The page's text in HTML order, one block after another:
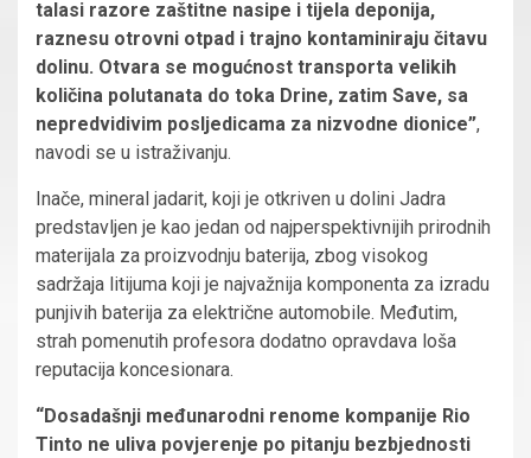
talasi razore zaštitne nasipe i tijela deponija,
raznesu otrovni otpad i trajno kontaminiraju čitavu
dolinu. Otvara se mogućnost transporta velikih
količina polutanata do toka Drine, zatim Save, sa
nepredvidivim posljedicama za nizvodne dionice”,
navodi se u istraživanju.
Inače, mineral jadarit, koji je otkriven u dolini Jadra
predstavljen je kao jedan od najperspektivnijih prirodnih
materijala za proizvodnju baterija, zbog visokog
sadržaja litijuma koji je najvažnija komponenta za izradu
punjivih baterija za električne automobile. Međutim,
strah pomenutih profesora dodatno opravdava loša
reputacija koncesionara.
“Dosadašnji međunarodni renome kompanije Rio
Tinto ne uliva povjerenje po pitanju bezbjednosti